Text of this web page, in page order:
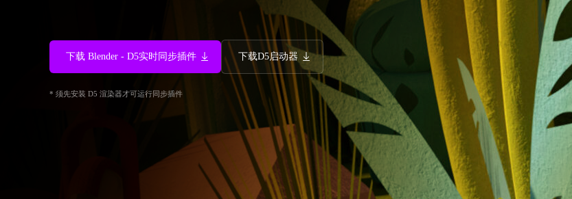
下载 Blender - D5实时同步插件 下载D5启动器
* 须先安装 D5 渲染器才可运行同步插件